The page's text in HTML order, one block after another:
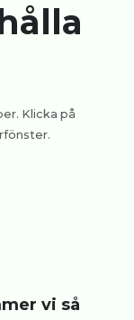
Klicka på
vi så